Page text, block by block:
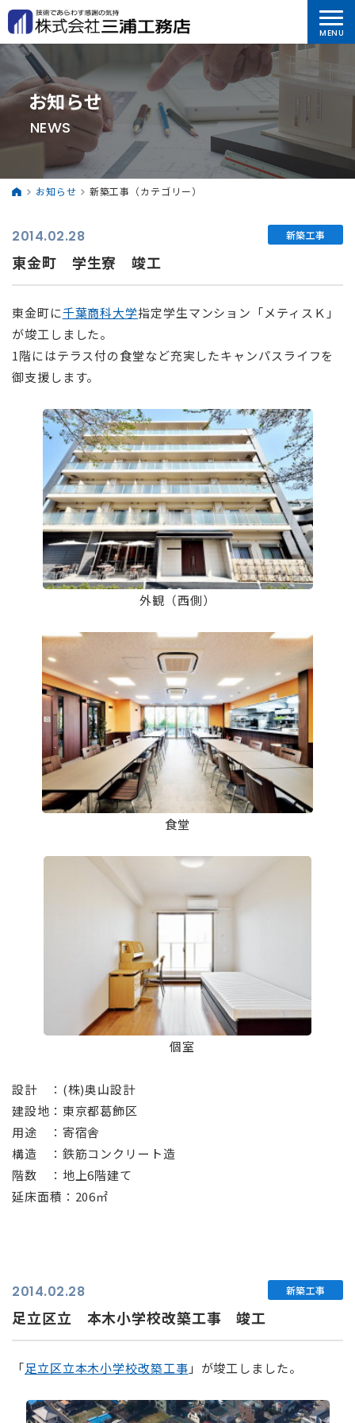
お知らせ
NEWS
お知らせ 新築工事（カテゴリー）
2014.02.28 新築工事
東金町 学生寮 竣工
東金町に千葉商科大学指定学生マンション「メティスＫ」
が竣工しました。
1階にはテラス付の食堂など充実したキャンパスライフを
御支援します。
外観（西側）
食堂
⠀個室
設計 ：(株)奥山設計
建設地：東京都葛飾区
用途 ：寄宿舎
構造 ：鉄筋コンクリート造
階数 ：地上6階建て
延床面積：206㎡
2014.02.28 新築工事
足立区立 本木小学校改築工事 竣工
「足立区立本木小学校改築工事 」が竣工しました。